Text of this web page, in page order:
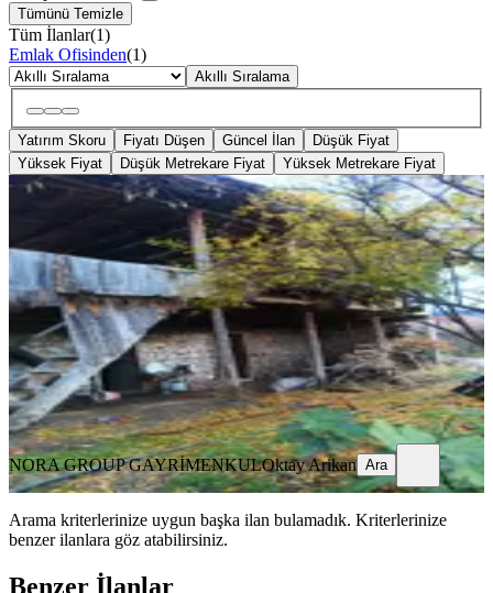
Tümünü Temizle
Tüm İlanlar(1)
Emlak Ofisinden(1)
Akıllı Sıralama
Yatırım Skoru Fiyatı Düşen Güncel İlan
Düşük Fiyat
Yüksek Fiyat
Düşük Metrekare Fiyat Yüksek Metrekare Fiyat
% 23
Nora'dan Bahçeli Köy Evi Ve Arsası
Kale, Habipler Mahallesi
2514 m²·1.014/m²·15.12.2025
2.550.000 ₺ 3.300.000 ₺
NORA GROUP GAYRİMENKUL Oktay Arikan
Ara
NORA GROUP GAYRİMENKULOktay Arikan Ara
Arama kriterlerinize uygun başka ilan bulamadık. Kriterlerinize
benzer ilanlara göz atabilirsiniz.
Benzer İlanlar